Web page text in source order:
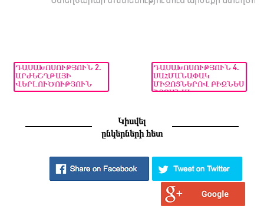
ԴԱՍԱԽՈՍՈՒԹՅՈՒՆ 2.
ԱՐԺԵՇՂԹԱՅԻ
ՎԵՐԼՈՒԾՈՒԹՅՈՒՆ
ԴԱՍԱԽՈՍՈՒԹՅՈՒՆ 4.
ՍԱՀՄԱՆԱՓԱԿ
ՄԻՋՈՑՆԵՐՈՎ ԲԻԶՆԵՍ
ՇՐՋԱՆԱԿ
Կիսվել
ընկերների հետ